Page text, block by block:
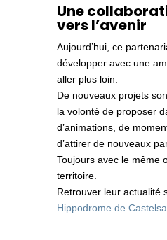
Une
vers l’avenir
Aujourd’hui, ce
développer avec une
aller plus loin.
De nouveaux projets
la volonté de proposer
d’animations, de
d’attirer de nouveaux
Toujours avec le même
territoire.
Retrouver leur actualité
Hippodrome de